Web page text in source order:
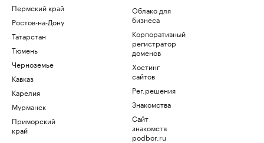
Пермский край
Ростов-на-Дону
Татарстан
Тюмень
Черноземье
Кавказ
Карелия
Мурманск
Приморский
край
Облако для
бизнеса
Корпоративный
регистратор
доменов
Хостинг
сайтов
Рег.решения
Знакомства
Сайт
знакомств
podbor.ru